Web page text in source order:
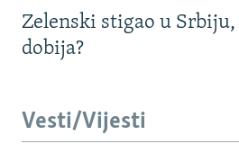
Zelenski stigao u Srbiju,
dobija?
Vesti/Vijesti